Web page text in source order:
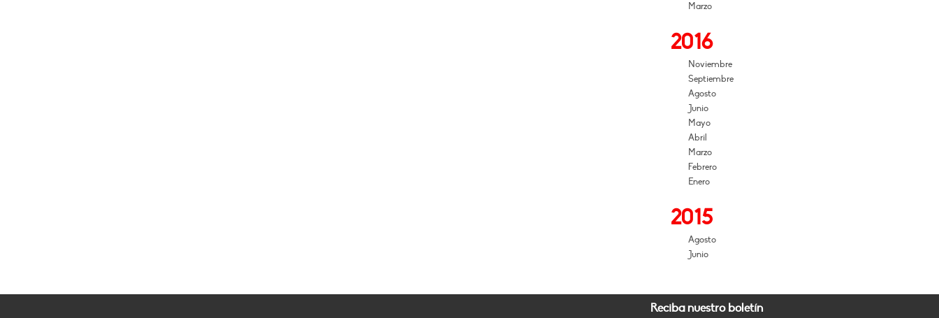
Marzo
2016
Noviembre
Septiembre
Agosto
Junio
Mayo
Abril
Marzo
Febrero
Enero
2015
Agosto
Junio
Reciba nuestro boletín